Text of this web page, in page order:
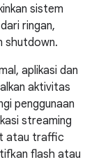
sistem
ringan,
shutdown.
aplikasi dan
aktivitas
penggunaan
streaming
atau traffic
flash atau